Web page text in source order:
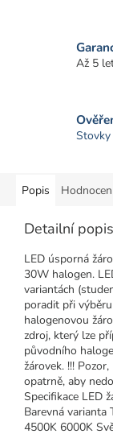
Až 5
Stovky
Popis
Detailní
LED úsporná
30W halogen.
variantách
poradit při
halogenovou
zdroj, který lze
původního
žárovek. !!!
opatrně, aby
Specifikace LED
Barevná varianta
4500K 6000K